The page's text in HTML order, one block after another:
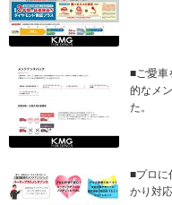
■ご愛車
的なメ
た。
■プロに
かり対